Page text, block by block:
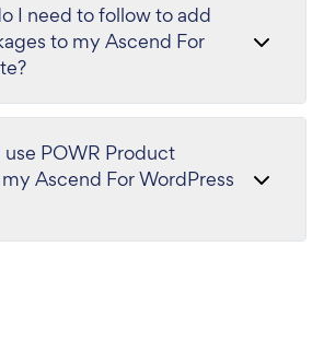
I need to follow to add
to my Ascend For
POWR Product
Ascend For WordPress